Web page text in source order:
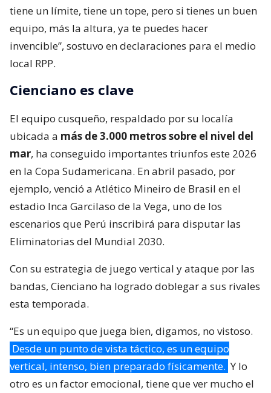
tiene un límite, tiene un tope, pero si tienes un buen
equipo, más la altura, ya te puedes hacer
invencible”, sostuvo en declaraciones para el medio
local RPP.
Cienciano es clave
El equipo cusqueño, respaldado por su localía
ubicada a más de 3.000 metros sobre el nivel del
mar, ha conseguido importantes triunfos este 2026
en la Copa Sudamericana. En abril pasado, por
ejemplo, venció a Atlético Mineiro de Brasil en el
estadio Inca Garcilaso de la Vega, uno de los
escenarios que Perú inscribirá para disputar las
Eliminatorias del Mundial 2030.
Con su estrategia de juego vertical y ataque por las
bandas, Cienciano ha logrado doblegar a sus rivales
esta temporada.
“Es un equipo que juega bien, digamos, no vistoso.
Desde un punto de vista táctico, es un equipo
vertical, intenso, bien preparado físicamente. Y lo
otro es un factor emocional, tiene que ver mucho el